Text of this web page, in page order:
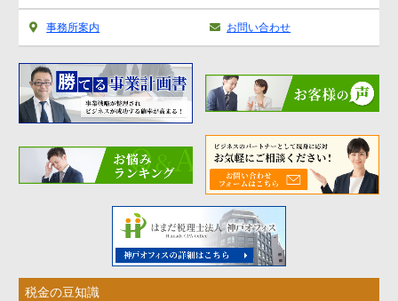
記帳代行/その他
個人事業主のお客様
事務所案内
代表挨拶
大阪オフィス
事務所概要
アクセスマップ
事務所案内 お問い合わせ
税金の豆知識